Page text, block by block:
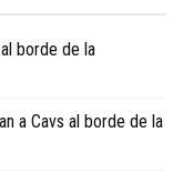
borde de la
a Cavs al borde de la